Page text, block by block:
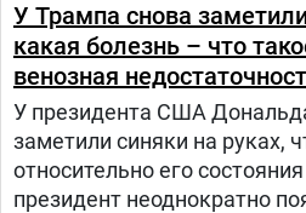
У Трампа снова
какая болезнь – что
венозная
У президента США
заметили синяки на руках,
относительно его
президент неоднократно